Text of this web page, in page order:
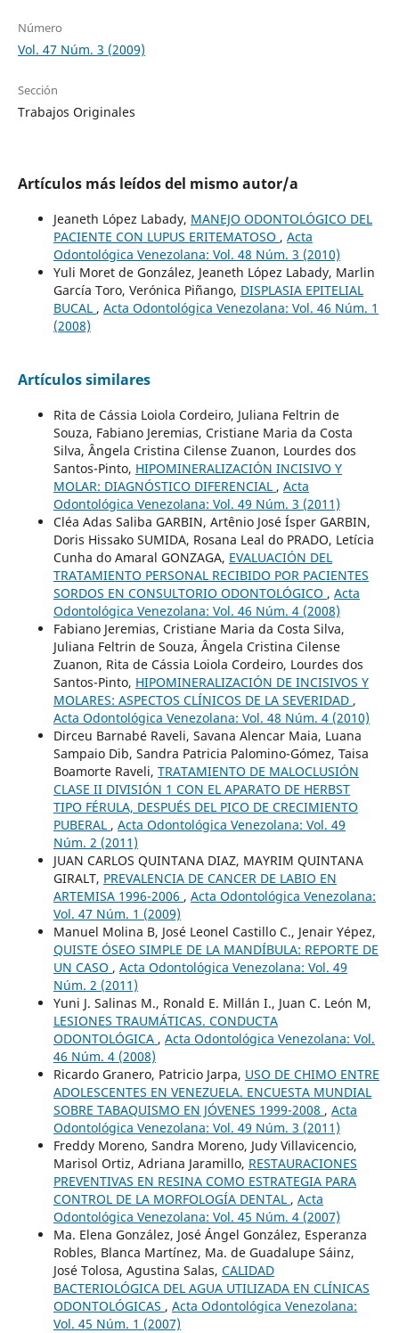
Número
Vol. 47 Núm. 3 (2009)
Sección
Trabajos Originales
Artículos más leídos del mismo autor/a
Jeaneth López Labady, MANEJO ODONTOLÓGICO DEL
PACIENTE CON LUPUS ERITEMATOSO , Acta
Odontológica Venezolana: Vol. 48 Núm. 3 (2010)
Yuli Moret de González, Jeaneth López Labady, Marlin
García Toro, Verónica Piñango, DISPLASIA EPITELIAL
BUCAL , Acta Odontológica Venezolana: Vol. 46 Núm. 1
(2008)
Artículos similares
Rita de Cássia Loiola Cordeiro, Juliana Feltrin de
Souza, Fabiano Jeremias, Cristiane Maria da Costa
Silva, Ângela Cristina Cilense Zuanon, Lourdes dos
Santos-Pinto, HIPOMINERALIZACIÓN INCISIVO Y
MOLAR: DIAGNÓSTICO DIFERENCIAL , Acta
Odontológica Venezolana: Vol. 49 Núm. 3 (2011)
Cléa Adas Saliba GARBIN, Artênio José Ísper GARBIN,
Doris Hissako SUMIDA, Rosana Leal do PRADO, Letícia
Cunha do Amaral GONZAGA, EVALUACIÓN DEL
TRATAMIENTO PERSONAL RECIBIDO POR PACIENTES
SORDOS EN CONSULTORIO ODONTOLÓGICO , Acta
Odontológica Venezolana: Vol. 46 Núm. 4 (2008)
Fabiano Jeremias, Cristiane Maria da Costa Silva,
Juliana Feltrin de Souza, Ângela Cristina Cilense
Zuanon, Rita de Cássia Loiola Cordeiro, Lourdes dos
Santos-Pinto, HIPOMINERALIZACIÓN DE INCISIVOS Y
MOLARES: ASPECTOS CLÍNICOS DE LA SEVERIDAD ,
Acta Odontológica Venezolana: Vol. 48 Núm. 4 (2010)
Dirceu Barnabé Raveli, Savana Alencar Maia, Luana
Sampaio Dib, Sandra Patricia Palomino-Gómez, Taisa
Boamorte Raveli, TRATAMIENTO DE MALOCLUSIÓN
CLASE II DIVISIÓN 1 CON EL APARATO DE HERBST
TIPO FÉRULA, DESPUÉS DEL PICO DE CRECIMIENTO
PUBERAL , Acta Odontológica Venezolana: Vol. 49
Núm. 2 (2011)
JUAN CARLOS QUINTANA DIAZ, MAYRIM QUINTANA
GIRALT, PREVALENCIA DE CANCER DE LABIO EN
ARTEMISA 1996-2006 , Acta Odontológica Venezolana:
Vol. 47 Núm. 1 (2009)
Manuel Molina B, José Leonel Castillo C., Jenair Yépez,
QUISTE ÓSEO SIMPLE DE LA MANDÍBULA: REPORTE DE
UN CASO , Acta Odontológica Venezolana: Vol. 49
Núm. 2 (2011)
Yuni J. Salinas M., Ronald E. Millán I., Juan C. León M,
LESIONES TRAUMÁTICAS. CONDUCTA
ODONTOLÓGICA , Acta Odontológica Venezolana: Vol.
46 Núm. 4 (2008)
Ricardo Granero, Patricio Jarpa, USO DE CHIMO ENTRE
ADOLESCENTES EN VENEZUELA. ENCUESTA MUNDIAL
SOBRE TABAQUISMO EN JÓVENES 1999-2008 , Acta
Odontológica Venezolana: Vol. 49 Núm. 3 (2011)
Freddy Moreno, Sandra Moreno, Judy Villavicencio,
Marisol Ortiz, Adriana Jaramillo, RESTAURACIONES
PREVENTIVAS EN RESINA COMO ESTRATEGIA PARA
CONTROL DE LA MORFOLOGÍA DENTAL , Acta
Odontológica Venezolana: Vol. 45 Núm. 4 (2007)
Ma. Elena González, José Ángel González, Esperanza
Robles, Blanca Martínez, Ma. de Guadalupe Sáinz,
José Tolosa, Agustina Salas, CALIDAD
BACTERIOLÓGICA DEL AGUA UTILIZADA EN CLÍNICAS
ODONTOLÓGICAS , Acta Odontológica Venezolana:
Vol. 45 Núm. 1 (2007)